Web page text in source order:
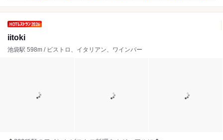
iitoki
池袋駅 598m / ビストロ、イタリアン、ワインバー